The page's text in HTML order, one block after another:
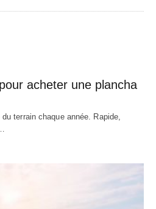
acheter une plancha
terrain chaque année. Rapide,